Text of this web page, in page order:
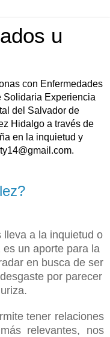
u
con Enfermedades
Solidaria Experiencia
del Salvador de
Hidalgo a través de
en la inquietud y
lleva a la inquietud o
un aporte para la
en busca de ser
por parecer
tener relaciones
relevantes, nos